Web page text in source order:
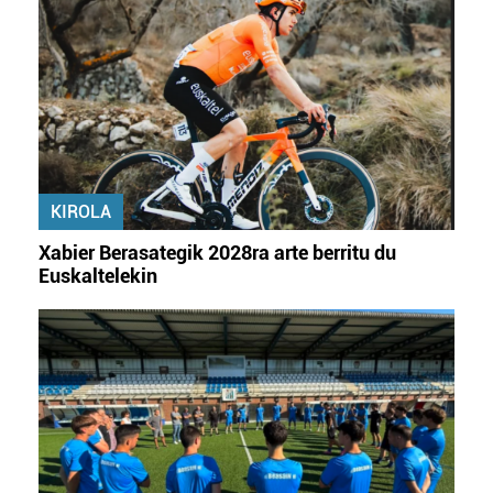
zure baimena Cookieen adierazpenean.
Webgune honek cookie propioak eta hirugarrenen cookie-
fitxategiak erabiltzen ditu. Zure esperientzia eta
zerbitzuak hobetzeko asmoz, cookie teknologiaz
baliatzen gara. Ohar hau onartuz gero, teknologia hori
erabiltzeko baimen esplizitua ematen diguzu.Gehiago
irakurri
KIROLA
Xabier Berasategik 2028ra arte berritu du
Euskaltelekin